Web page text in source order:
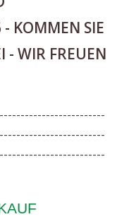
KOMMEN SIE
- WIR FREUEN